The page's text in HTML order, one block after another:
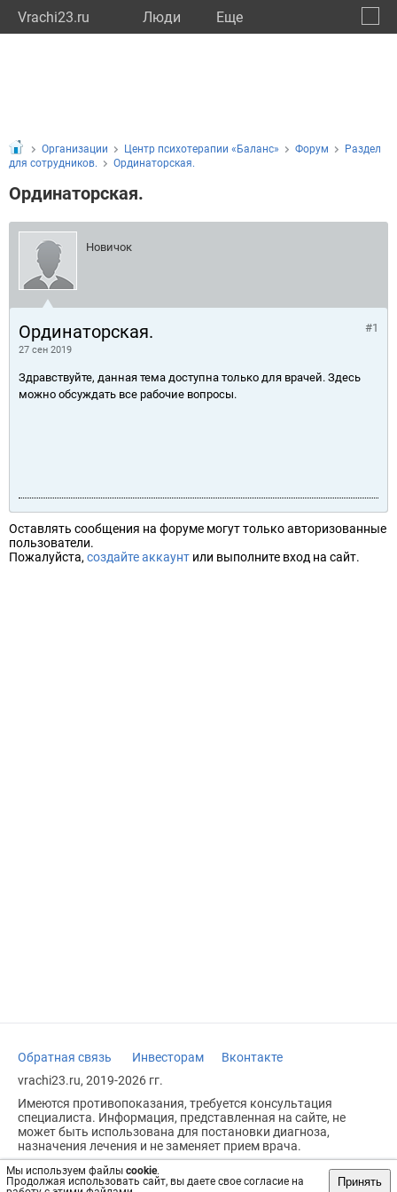
Vrachi23.ru Люди Eще
Мы используем файлы cookie.
Продолжая использовать сайт, вы даете свое согласие на
Принять
Организации Центр психотерапии «Баланс» Форум
Раздел
для сотрудников.
Ординаторская.
Ординаторская.
Новичок
Ординаторская.
27 сен 2019
#1
Здравствуйте, данная тема доступна только для врачей. Здесь
можно обсуждать все рабочие вопросы.
Оставлять сообщения на форуме могут только авторизованные
пользователи.
Пожалуйста, создайте аккаунт или выполните вход на сайт.
Обратная связь Инвесторам
Вконтакте
vrachi23.ru, 2019-2026 гг.
Имеются противопоказания, требуется консультация
специалиста. Информация, представленная на сайте, не
может быть использована для постановки диагноза,
назначения лечения и не заменяет прием врача.
Возрастное ограничение: 18+